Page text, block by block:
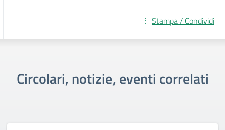
Stampa / Condividi
Circolari, notizie, eventi correlati